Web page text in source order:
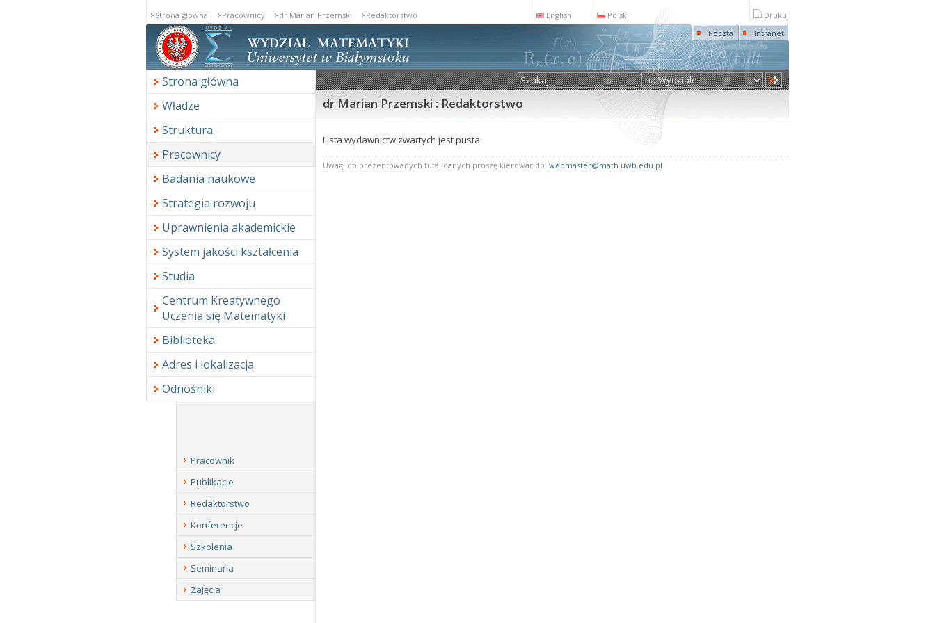
Strona główna Pracownicy dr Marian Przemski Redaktorstwo English Polski
Drukuj
Poczta
Intranet
Strona główna
Władze
Struktura
Pracownicy
Badania naukowe
Strategia rozwoju
Uprawnienia akademickie
System jakości kształcenia
Studia
Centrum Kreatywnego
Uczenia się Matematyki
Biblioteka
Adres i lokalizacja
Odnośniki
dr Marian Przemski : Redaktorstwo
Lista wydawnictw zwartych jest pusta.
Uwagi do prezentowanych tutaj danych proszę kierować do: webmaster@math.uwb.edu.pl
Pracownik
Publikacje
Redaktorstwo
Konferencje
Szkolenia
Seminaria
Zajęcia